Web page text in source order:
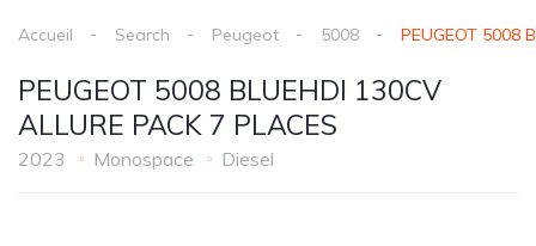
Accueil Search Peugeot 5008 PEUGEOT 5008
PEUGEOT 5008 BLUEHDI 130CV
ALLURE PACK 7 PLACES
2023 Monospace Diesel